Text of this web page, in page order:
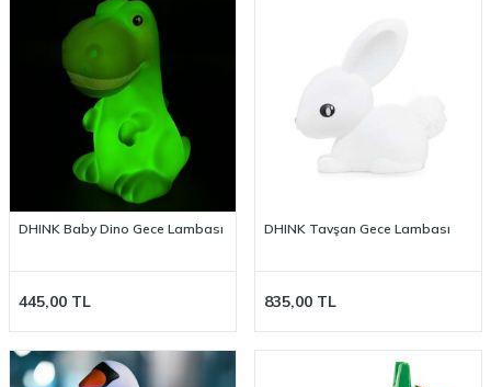
DHINK Baby Dino Gece Lambası
445,00 TL
DHINK Tavşan Gece Lambası
835,00 TL